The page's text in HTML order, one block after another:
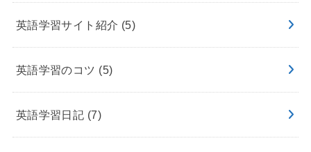
英語学習サイト紹介 (5)
英語学習のコツ (5)
英語学習日記 (7)